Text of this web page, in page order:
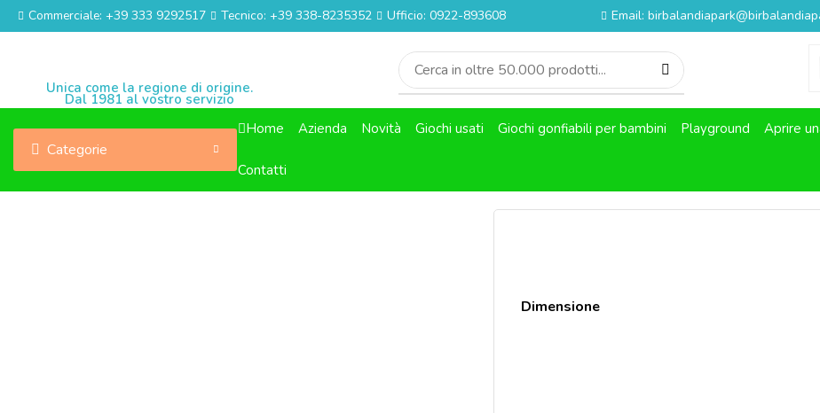
Commerciale: +39 333 9292517 Tecnico: +39 338-8235352 Ufficio: 0922-893608 Email:
Unica come la regione di origine.
Dal 1981 al vostro servizio
Categorie
Home Azienda Novità Giochi usati Giochi gonfiabili per bambini Playground Aprire
Contatti
Dimensione